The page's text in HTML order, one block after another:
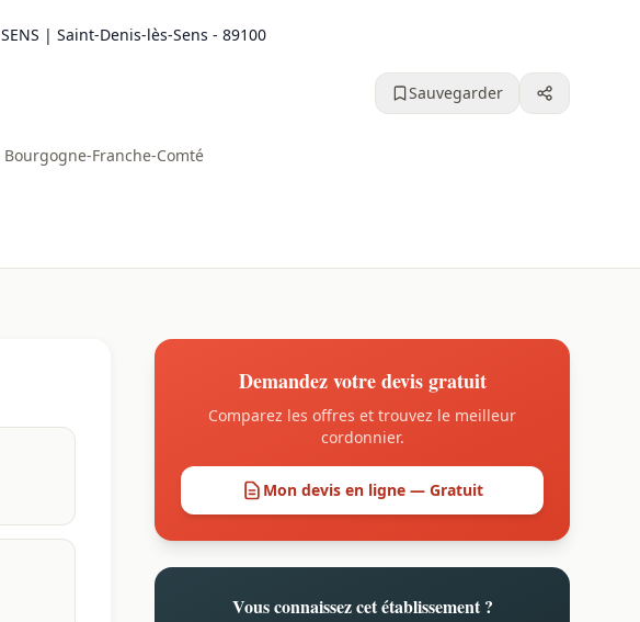
| Saint-Denis-lès-Sens - 89100
Bourgogne-Franche-Comté
Sauvegarder
Demandez votre devis gratuit
Comparez les offres et trouvez le meilleur
cordonnier.
Mon devis en ligne — Gratuit
Vous connaissez cet établissement ?